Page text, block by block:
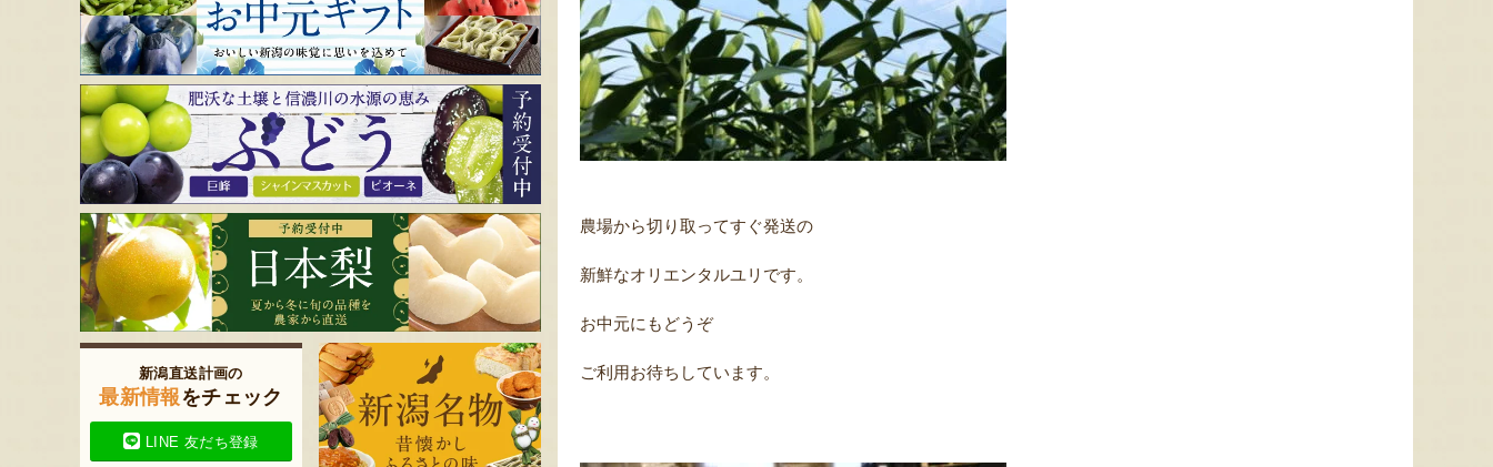
農場から切り取ってすぐ発送の
新鮮なオリエンタルユリです。
お中元にもどうぞ
ご利用お待ちしています。
新潟直送計画の
最新情報をチェック
LINE 友だち登録